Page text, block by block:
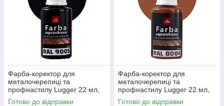
Фарба-коректор для
металочерепиці та
профнастилу Lugger 22 мл,
RAL 9005 чорний
Готово до відправки
Фарба-коректор для
металочерепиці та
профнастилу Lugger 22 мл,
RAL 8004 теракотовий
Готово до відправки